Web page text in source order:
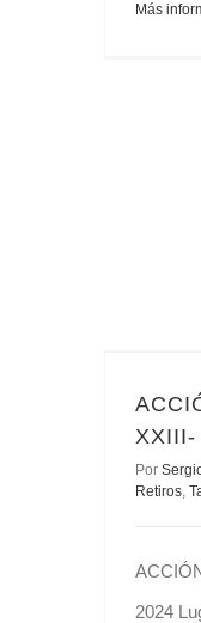
Más
XXIII-
Por
Retiros,
2024